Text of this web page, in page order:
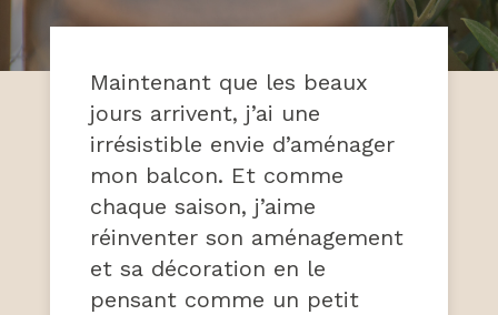
Maintenant que les beaux
jours arrivent, j’ai une
irrésistible envie d’aménager
mon balcon. Et comme
chaque saison, j’aime
réinventer son aménagement
et sa décoration en le
pensant comme un petit